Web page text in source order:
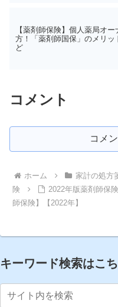
【薬剤師保険】個人薬局オ
方！「薬剤師国保」のメリッ
ど
コメント
コメ
ホーム 家計の処方
険
2022年版薬剤師保
師保険】【2022年】
キーワード検索はこ